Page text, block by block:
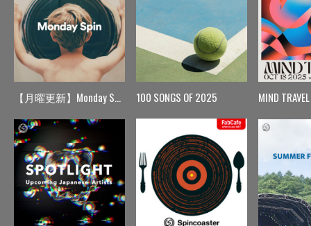
【月曜更新】Monday Spin 100 SONGS OF 2025 MIND TRAVEL